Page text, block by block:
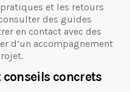
et les retours
des guides
en contact avec des
d’un accompagnement
conseils concrets